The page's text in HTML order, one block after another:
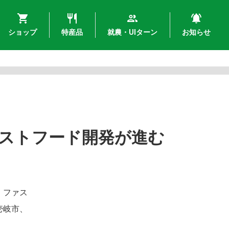
ショップ 特産品 就農・UIターン お知らせ
トフード開発が進む
ァス
市、